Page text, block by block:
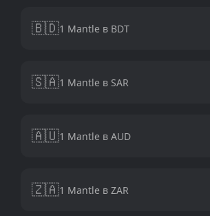
🇧🇩1 Mantle в BDT
🇸🇦1 Mantle в SAR
🇦🇺1 Mantle в AUD
🇿🇦1 Mantle в ZAR